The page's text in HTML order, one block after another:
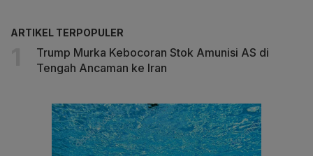
ARTIKEL TERPOPULER
Trump Murka Kebocoran Stok Amunisi AS di
Tengah Ancaman ke Iran